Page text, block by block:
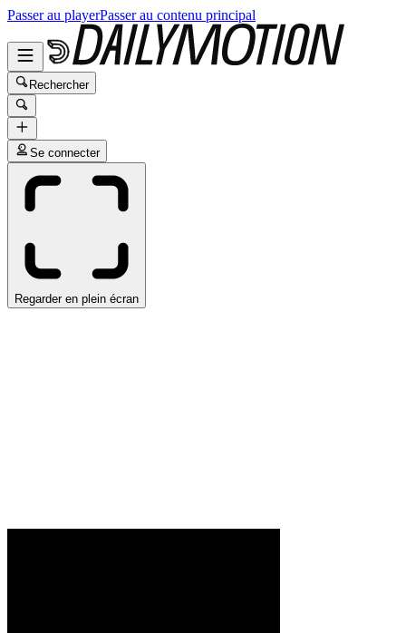
Passer au playerPasser au contenu principal
Rechercher
Se connecter
Regarder en plein écran